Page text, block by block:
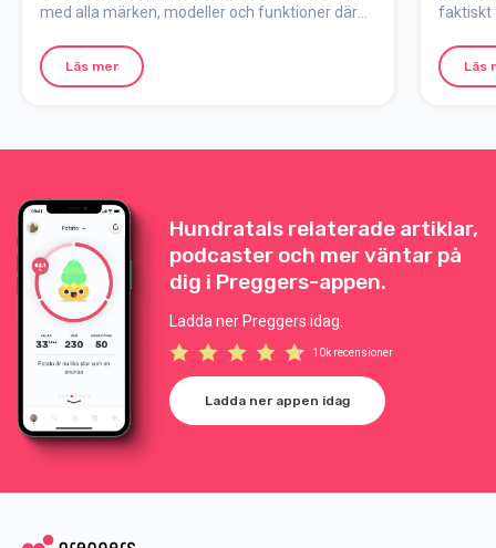
med alla märken, modeller och funktioner där
barnvagnsdjungel. För att göra valet enklare har
vi samlat de vanligaste misstagen och hur du
Läs mer
faktiskt
under
Läs
Hundratals relaterade artiklar,
podcaster och mer väntar på
dig i Preggers-appen.
Ladda ner Preggers idag.
10k recensioner
Ladda ner appen idag